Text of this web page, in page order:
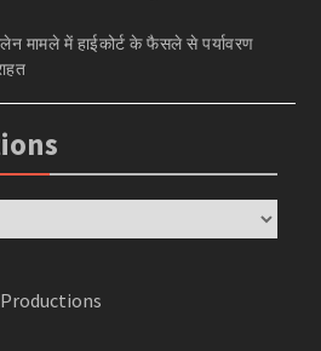
मामले में हाईकोर्ट के फैसले से पर्यावरण